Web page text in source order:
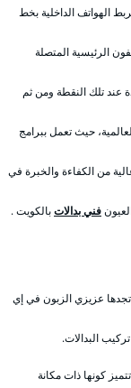
الهواتف الداخلية بخط
الرئيسية المتصلة
عند تلك النقطة ومن ثم
حيث تعمل ببرامج
من الكفاءة والخبرة في
فني بدالاتبالكويت .
تجدها عزيزي الزبون في إي
البدالات.
كونها ذات مكانة